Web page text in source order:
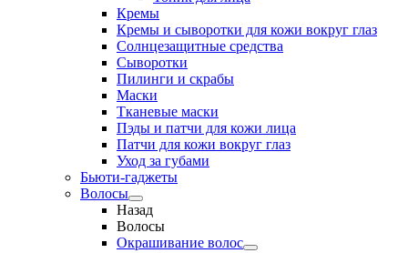
Кремы
Кремы и сыворотки для кожи вокруг глаз
Солнцезащитные средства
Сыворотки
Пилинги и скрабы
Маски
Тканевые маски
Пэды и патчи для кожи лица
Патчи для кожи вокруг глаз
Уход за губами
Бьюти-гаджеты
Волосы
Назад
Волосы
Окрашивание волос